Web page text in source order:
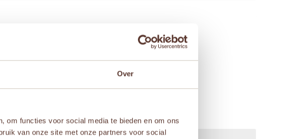
Over
om functies voor social media te bieden en om ons
van onze site met onze partners voor social